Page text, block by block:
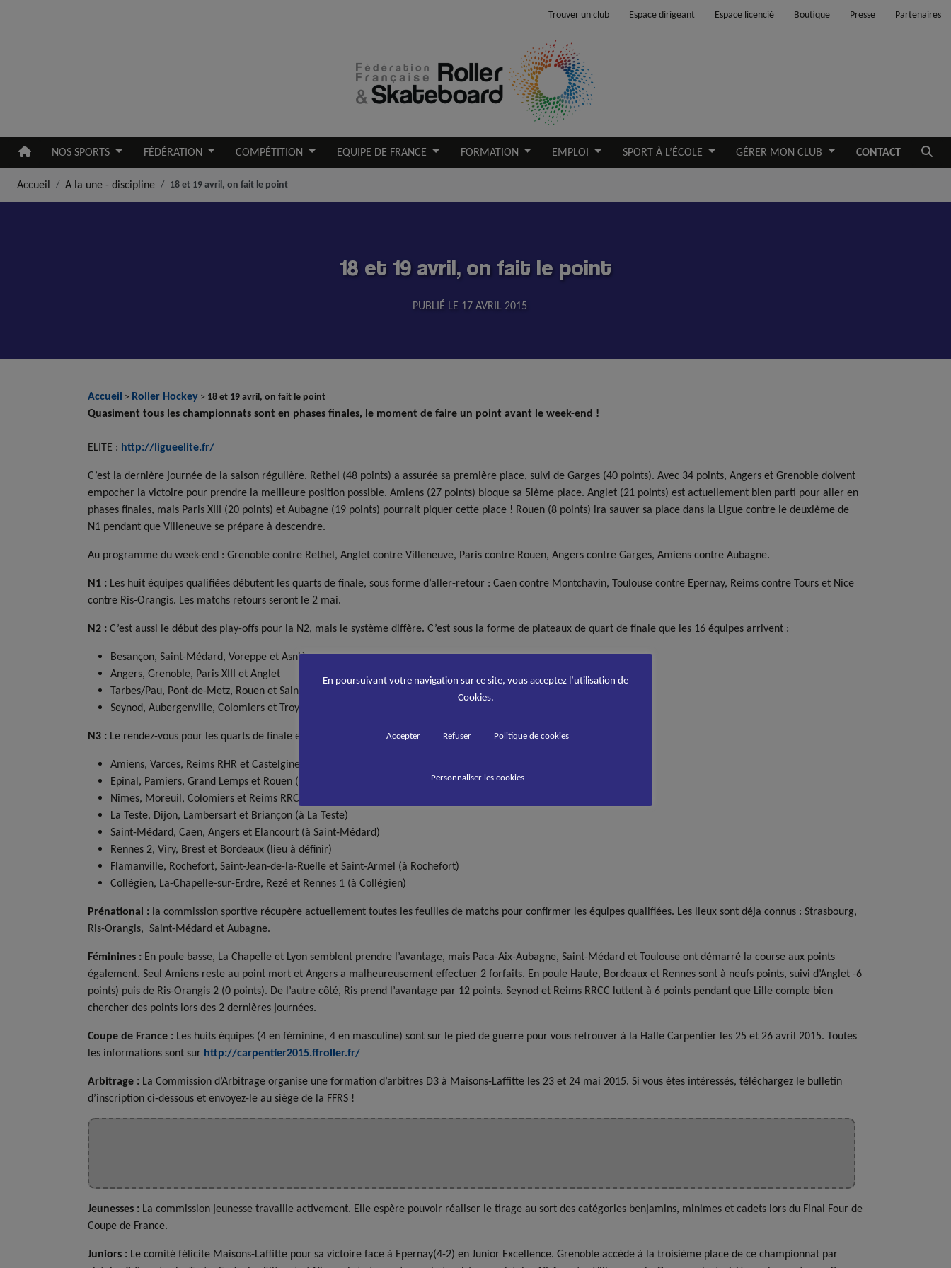
Trouver un club Espace dirigeant Espace licencié Boutique Presse Partenaires
NOS SPORTS FÉDÉRATION COMPÉTITION EQUIPE DE FRANCE FORMATION EMPLOI SPORT À L’ÉCOLE GÉRER MON CLUB CONTACT
Accueil A la une - discipline 18 et 19 avril, on fait le point
18 et 19 avril, on fait le point
PUBLIÉ LE 17 AVRIL 2015
Accueil > Roller Hockey > 18 et 19 avril, on fait le point
Quasiment tous les championnats sont en phases finales, le moment de faire un point avant le week-end !
ELITE : http://ligueelite.fr/
C’est la dernière journée de la saison régulière. Rethel (48 points) a assurée sa première place, suivi de Garges (40 points). Avec 34 points, Angers et Grenoble doivent
empocher la victoire pour prendre la meilleure position possible. Amiens (27 points) bloque sa 5ième place. Anglet (21 points) est actuellement bien parti pour aller en
phases finales, mais Paris XIII (20 points) et Aubagne (19 points) pourrait piquer cette place ! Rouen (8 points) ira sauver sa place dans la Ligue contre le deuxième de
N1 pendant que Villeneuve se prépare à descendre.
Au programme du week-end : Grenoble contre Rethel, Anglet contre Villeneuve, Paris contre Rouen, Angers contre Garges, Amiens contre Aubagne.
N1 : Les huit équipes qualifiées débutent les quarts de finale, sous forme d’aller-retour : Caen contre Montchavin, Toulouse contre Epernay, Reims contre Tours et Nice
contre Ris-Orangis. Les matchs retours seront le 2 mai.
N2 : C’est aussi le début des play-offs pour la N2, mais le système diffère. C’est sous la forme de plateaux de quart de finale que les 16 équipes arrivent :
Besançon, Saint-Médard, Voreppe et Asnières
Angers, Grenoble, Paris XIII et Anglet
Tarbes/Pau, Pont-de-Metz, Rouen et Saint-Bonnet
Seynod, Aubergenville, Colomiers et Troyes
N3 : Le rendez-vous pour les quarts de finale est donné les 2 et 3 mai 2015 :
Amiens, Varces, Reims RHR et Castelginest (à Amiens)
Epinal, Pamiers, Grand Lemps et Rouen (à Voiron)
Nîmes, Moreuil, Colomiers et Reims RRCC (à Nîmes)
La Teste, Dijon, Lambersart et Briançon (à La Teste)
Saint-Médard, Caen, Angers et Elancourt (à Saint-Médard)
Rennes 2, Viry, Brest et Bordeaux (lieu à définir)
Flamanville, Rochefort, Saint-Jean-de-la-Ruelle et Saint-Armel (à Rochefort)
Collégien, La-Chapelle-sur-Erdre, Rezé et Rennes 1 (à Collégien)
Prénational : la commission sportive récupère actuellement toutes les feuilles de matchs pour confirmer les équipes qualifiées. Les lieux sont déja connus : Strasbourg,
Ris-Orangis, Saint-Médard et Aubagne.
Féminines : En poule basse, La Chapelle et Lyon semblent prendre l’avantage, mais Paca-Aix-Aubagne, Saint-Médard et Toulouse ont démarré la course aux points
également. Seul Amiens reste au point mort et Angers a malheureusement effectuer 2 forfaits. En poule Haute, Bordeaux et Rennes sont à neufs points, suivi d’Anglet -6
points) puis de Ris-Orangis 2 (0 points). De l’autre côté, Ris prend l’avantage par 12 points. Seynod et Reims RRCC luttent à 6 points pendant que Lille compte bien
chercher des points lors des 2 dernières journées.
Coupe de France : Les huits équipes (4 en féminine, 4 en masculine) sont sur le pied de guerre pour vous retrouver à la Halle Carpentier les 25 et 26 avril 2015. Toutes
les informations sont sur http://carpentier2015.ffroller.fr/
Arbitrage : La Commission d’Arbitrage organise une formation d’arbitres D3 à Maisons-Laffitte les 23 et 24 mai 2015. Si vous êtes intéressés, téléchargez le bulletin
d’inscription ci-dessous et envoyez-le au siège de la FFRS !
Jeunesses : La commission jeunesse travaille activement. Elle espère pouvoir réaliser le tirage au sort des catégories benjamins, minimes et cadets lors du Final Four de
Coupe de France.
Juniors : Le comité félicite Maisons-Laffitte pour sa victoire face à Epernay(4-2) en Junior Excellence. Grenoble accède à la troisième place de ce championnat par
En poursuivant votre navigation sur ce site, vous acceptez l’utilisation de
Cookies.
Accepter Refuser Politique de cookies
Personnaliser les cookies